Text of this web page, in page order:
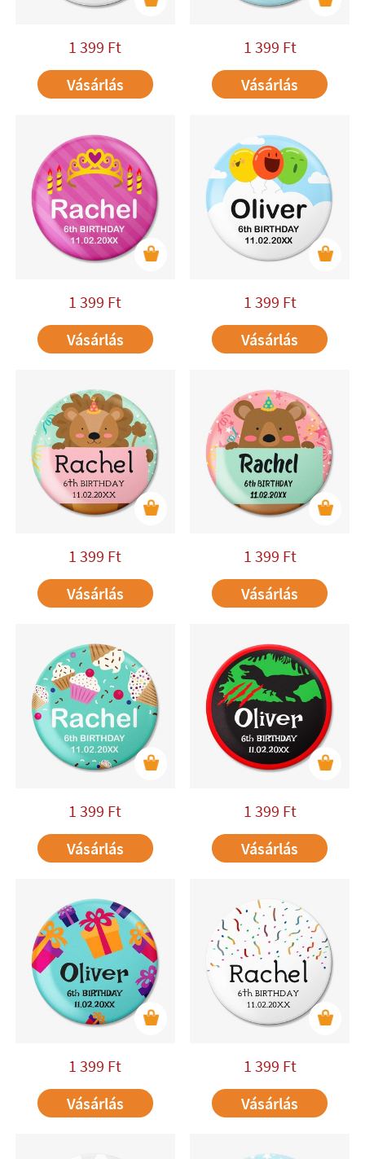
1 399 Ft
Vásárlás
1 399 Ft
Vásárlás
1 399 Ft
Vásárlás
1 399 Ft
Vásárlás
1 399 Ft
Vásárlás
1 399 Ft
Vásárlás
1 399 Ft
Vásárlás
1 399 Ft
Vásárlás
1 399 Ft
Vásárlás
1 399 Ft
Vásárlás